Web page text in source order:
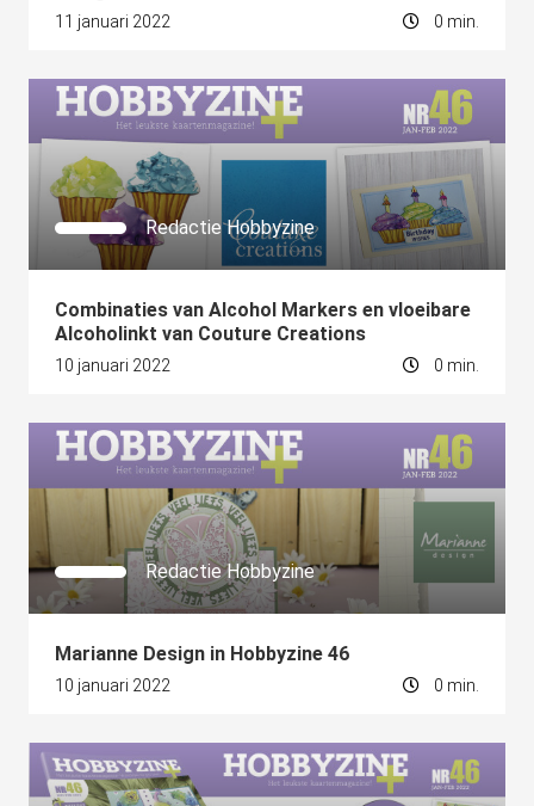
11 januari 2022 0 min.
Redactie Hobbyzine
Combinaties van Alcohol Markers en vloeibare
Alcoholinkt van Couture Creations
10 januari 2022 0 min.
Redactie Hobbyzine
Marianne Design in Hobbyzine 46
10 januari 2022 0 min.